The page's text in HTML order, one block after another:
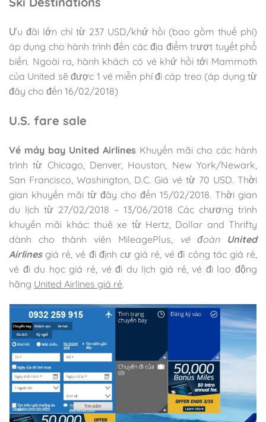
Ưu đãi lớn chỉ từ 237 USD/khứ hồi (bao gồm thuế phí)
áp dụng cho hành trình đến các địa điểm trượt tuyết phổ
biến. Ngoài ra, hành khách có vé khứ hồi tới Mammoth
của United sẽ được 1 vé miễn phí đi cáp treo (áp dụng từ
đây cho đến 16/02/2018)
U.S. fare sale
Vé máy bay United Airlines Khuyến mãi cho các hành
trình từ Chicago, Denver, Houston, New York/Newark,
San Francisco, Washington, D.C. Giá vé từ 70 USD. Thời
gian khuyến mãi từ đây cho đến 15/02/2018. Thời gian
du lịch từ 27/02/2018 – 13/06/2018 Các chương trình
khuyến mãi khác: thuê xe từ Hertz, Dollar and Thrifty
dành cho thành viên MileagePlus, vé đoàn United
Airlinesgiá rẻ, vé đi định cư giá rẻ, vé đi công tác giá rẻ,
vé đi du học giá rẻ, vé đi du lịch giá rẻ, vé đi lao động
hãng United Airlines giá rẻ.